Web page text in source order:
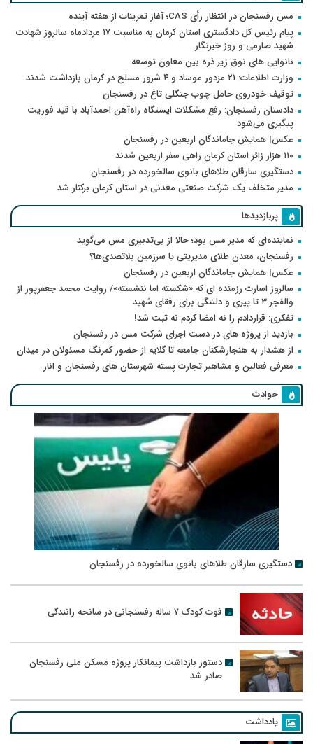
مس رفسنجان در انتظار رأی CAS؛ آغاز تمرینات از هفته آینده
پیام رئیس کل دادگستری استان کرمان به مناسبت ۱۷ مردادماه سالروز شهادت
شهید صارمی و روز خبرنگار
نانوایی های نوق زیر ذره بین معاون توسعه
وزارت اطلاعات: ۲۱ مزدور موساد و ۴ شرور مسلح در کرمان بازداشت شدند
توقیف خودروی حامل چوب جنگلی تاغ در رفسنجان
دادستان رفسنجان: رفع مشکلات ایستگاه راه‌آهن احمدآباد با قید فوریت
پیگیری می‌شود
عکس| همایش جاماندگان اربعین در رفسنجان
۱۱۰ هزار زائر استان کرمان راهی سفر اربعین شدند
دستگیری سارقان طلاهای بانوی سالخورده در رفسنجان
مدیر متخلف یک شرکت صنعتی معدنی در استان کرمان برکنار شد
پربازدیدها
نماینده‌ای که مدیر مس بود؛ حالا از بی‌تدبیری مس می‌گوید
رفسنجان، معدن طلای مدیریتی یا سرزمین بلاتصدی‌ها؟
عکس| همایش جاماندگان اربعین در رفسنجان
سالروز اسارت رزمنده ای که «شکسته اما ننشسته»/ روایت محمد جعفرپور از
والفجر ۳ تا پیری و دلتنگی برای رفقای شهید
تفکری: قراردادم را نه امضا کردم نه ثبت شد!
بازدید از پروژه های در دست اجرای شرکت مس در رفسنجان
از هشدار به هنجارشکنان جامعه تا گلایه از حضور کمرنگ مسئولان در میدان
معرفی فعالین و مشاهیر تجارت پسته شهرستان های رفسنجان و انار
حوادث
دستگیری سارقان طلاهای بانوی سالخورده در رفسنجان
فوت کودک ۷ ساله رفسنجانی در سانحه رانندگی
دستور بازداشت پیمانکار پروژه مسکن ملی رفسنجان
صادر شد
یادداشت